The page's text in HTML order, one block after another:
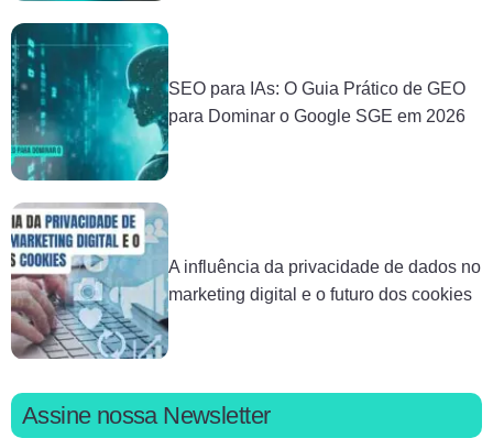
SEO para IAs: O Guia Prático de GEO
para Dominar o Google SGE em 2026
A influência da privacidade de dados no
marketing digital e o futuro dos cookies
Assine nossa Newsletter